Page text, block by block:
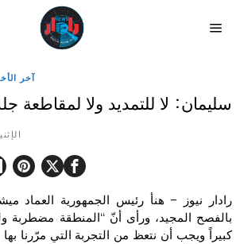
آخر
سليمان: لا للتمديد ولا لمقاطعة
الإثنين, 21
رادار نيوز – هنأ رئيس الجمهورية العماد
بالفصح المجيد، ورأى أنّ “المنطقة مضطربة
كبيراً ويجب أن نتعظ من التجربة التي مرّرنا بها